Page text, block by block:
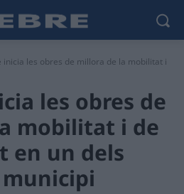
inicia les obres de millora de la mobilitat i
les obres de
mobilitat i de
en un dels
municipi